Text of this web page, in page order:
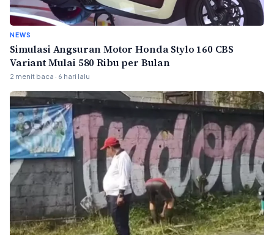
NEWS
Simulasi Angsuran Motor Honda Stylo 160 CBS
Variant Mulai 580 Ribu per Bulan
2 menit baca · 6 hari lalu